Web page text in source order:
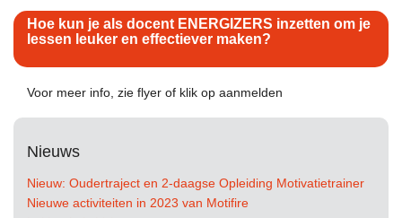
Hoe kun je als docent ENERGIZERS inzetten om je
lessen leuker en effectiever maken?
Voor meer info, zie flyer of klik op aanmelden
Nieuws
Nieuw: Oudertraject en 2-daagse Opleiding Motivatietrainer
Nieuwe activiteiten in 2023 van Motifire